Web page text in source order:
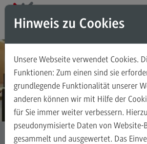
Direkt zum Inhalt
Direkt zum Hauptmenu
Direkt zum Footer
Suchen
ISoG BW
Über uns
Entstehung
Governance ISoG BW
Wo Führungskräfte aus Staat,
und Zivilgesellschaft
Für das Executive Programme bewerben
EXECUTIVE PROGRAMME
Hinweis zu Cookies
Unsere Webseite verwendet Cookies.
Funktionen: Zum einen sind sie
grundlegende Funktionalität unserer
anderen können wir mit Hilfe der
für Sie immer weiter verbessern.
pseudonymisierte Daten von Website-
gesammelt und ausgewertet. Das